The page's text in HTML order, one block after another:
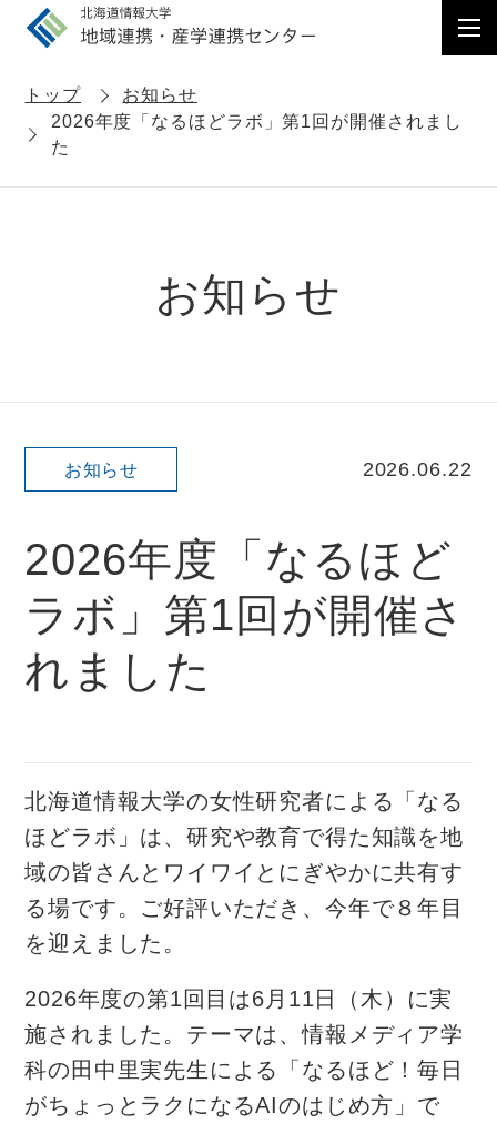
トップ
お知らせ
2026年度「なるほどラボ」第1回が開催されまし
た
お知らせ
お知らせ 2026.06.22
2026年度「なるほど
ラボ」第1回が開催さ
れました
北海道情報大学の女性研究者による「なる
ほどラボ」は、研究や教育で得た知識を地
域の皆さんとワイワイとにぎやかに共有す
る場です。ご好評いただき、今年で８年目
を迎えました。
2026年度の第1回目は6月11日（木）に実
施されました。テーマは、情報メディア学
科の田中里実先生による「なるほど！毎日
がちょっとラクになるAIのはじめ方」で